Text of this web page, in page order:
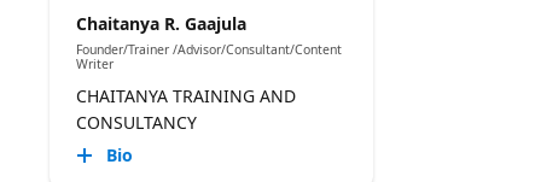
Chaitanya R. Gaajula
Founder/Trainer /Advisor/Consultant/Content
Writer
CHAITANYA TRAINING AND
CONSULTANCY
Bio